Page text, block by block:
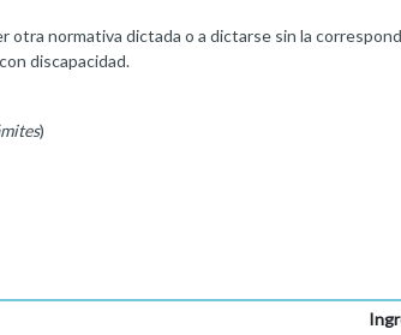
otra normativa dictada o a dictarse sin la
discapacidad.
)